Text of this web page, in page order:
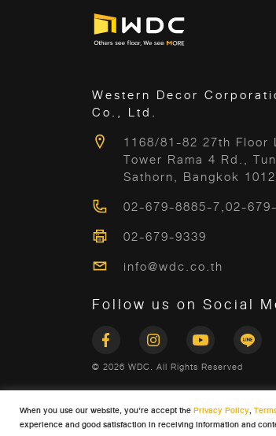
Western Decor
Co., Ltd.
1168/81-82 27th Floor
Tower Rama 4 Rd.,
Sathorn, Bangkok
02-679-8885-7,02-
02-679-9339
info@wdc.co.th
Follow us on Social
© 2026 WDC. All Rights Reserved
When you use our website, you’re accept thePrivacy Policy,
experience and good satisfaction in receiving information and